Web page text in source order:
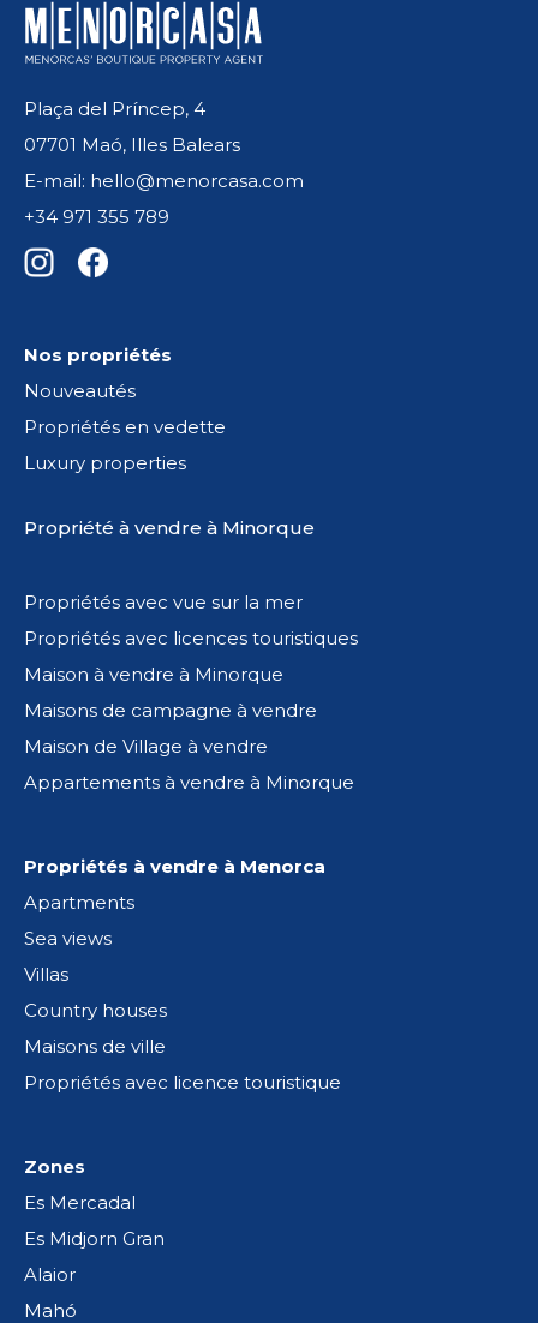
Plaça del Príncep, 4
07701 Maó, Illes Balears
E-mail: hello@menorcasa.com
+34 971 355 789
Nos propriétés
Nouveautés
Propriétés en vedette
Luxury properties
Propriété à vendre à Minorque
Propriétés avec vue sur la mer
Propriétés avec licences touristiques
Maison à vendre à Minorque
Maisons de campagne à vendre
Maison de Village à vendre
Appartements à vendre à Minorque
Propriétés à vendre à Menorca
Apartments
Sea views
Villas
Country houses
Maisons de ville
Propriétés avec licence touristique
Zones
Es Mercadal
Es Midjorn Gran
Alaior
Mahó